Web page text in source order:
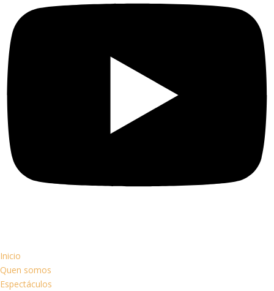
Inicio
Quen somos
Espectáculos